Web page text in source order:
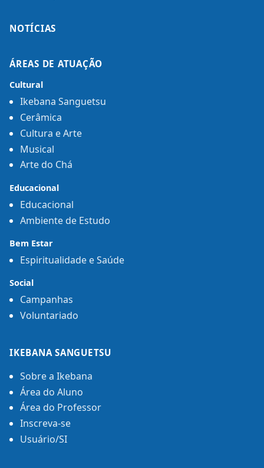
NOTÍCIAS
ÁREAS DE ATUAÇÃO
Cultural
Ikebana Sanguetsu
Cerâmica
Cultura e Arte
Musical
Arte do Chá
Educacional
Educacional
Ambiente de Estudo
Bem Estar
Espiritualidade e Saúde
Social
Campanhas
Voluntariado
IKEBANA SANGUETSU
Sobre a Ikebana
Área do Aluno
Área do Professor
Inscreva-se
Usuário/SI